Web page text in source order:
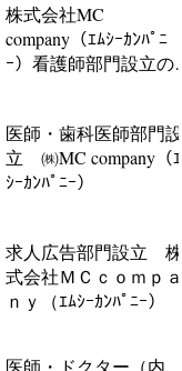
株式会社MC
company（ｴﾑｼｰｶﾝﾊﾟﾆ
ｰ）看護師部門設立のお
医師・歯科医師部門設
立 ㈱MC company（ｴﾑ
ｼｰｶﾝﾊﾟﾆｰ）
求人広告部門設立 株
式会社ＭＣｃｏｍｐａ
ｎｙ（ｴﾑｼｰｶﾝﾊﾟﾆｰ）
医師・ドクター（内